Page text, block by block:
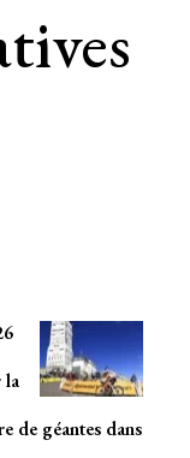
la
de géantes dans